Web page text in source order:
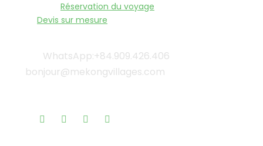
Réservation du voyage
Devis sur mesure
WhatsApp:+84.909.426.406
bonjour@mekongvillages.com